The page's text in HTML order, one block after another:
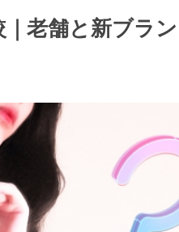
老舗と新ブラ